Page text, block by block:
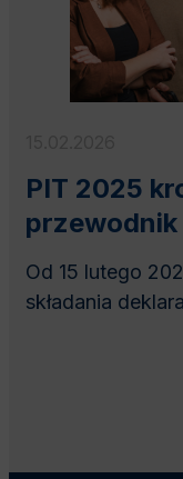
PIT 2025
Od 15 lutego
składania